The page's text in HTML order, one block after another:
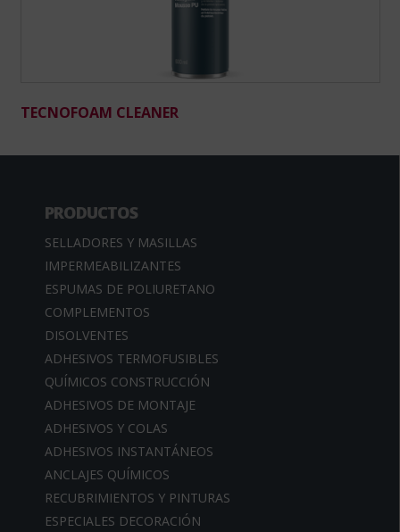
TECNOFOAM CLEANER
PRODUCTOS
SELLADORES Y MASILLAS
IMPERMEABILIZANTES
ESPUMAS DE POLIURETANO
COMPLEMENTOS
DISOLVENTES
ADHESIVOS TERMOFUSIBLES
QUÍMICOS CONSTRUCCIÓN
ADHESIVOS DE MONTAJE
ADHESIVOS Y COLAS
ADHESIVOS INSTANTÁNEOS
ANCLAJES QUÍMICOS
RECUBRIMIENTOS Y PINTURAS
ESPECIALES DECORACIÓN